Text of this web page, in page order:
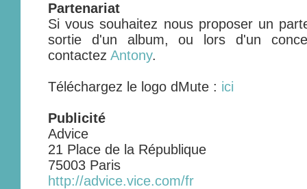
Partenariat
Si vous souhaitez nous proposer un
sortie d'un album, ou lors d'un
contactez Antony.
Téléchargez le logo dMute : ici
Publicité
Advice
21 Place de la République
75003 Paris
http://advice.vice.com/fr